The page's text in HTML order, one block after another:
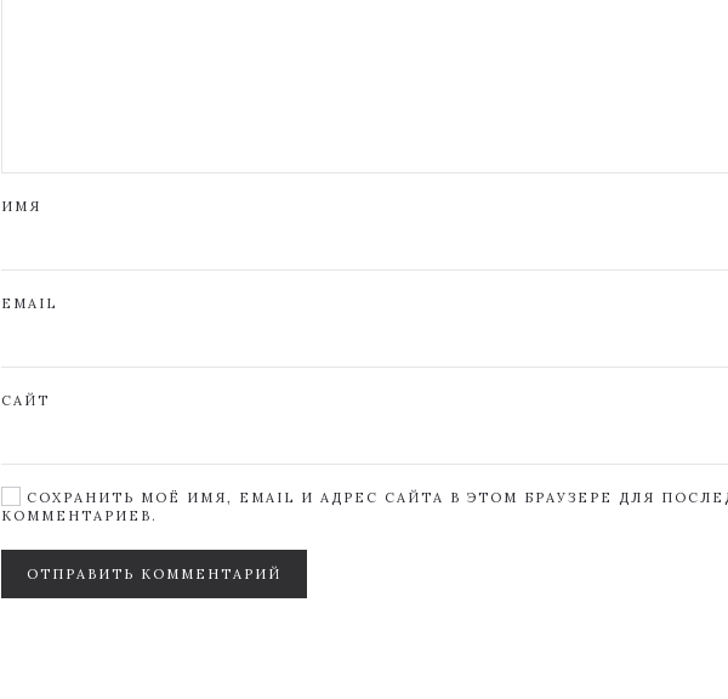
ИМЯ
EMAIL
САЙТ
СОХРАНИТЬ МОЁ ИМЯ, EMAIL И АДРЕС САЙТА В ЭТОМ БРАУЗЕРЕ ДЛЯ
КОММЕНТАРИЕВ.
ОТПРАВИТЬ КОММЕНТАРИЙ